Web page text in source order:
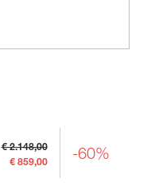
€ 2.148,00
€ 859,00 -60%